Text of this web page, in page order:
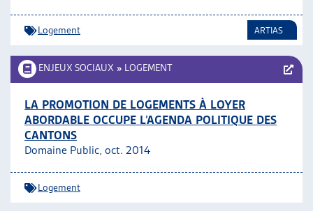
Logement ARTIAS
ENJEUX SOCIAUX » LOGEMENT
LA PROMOTION DE LOGEMENTS À LOYER
ABORDABLE OCCUPE L’AGENDA POLITIQUE DES
CANTONS
Domaine Public, oct. 2014
Logement